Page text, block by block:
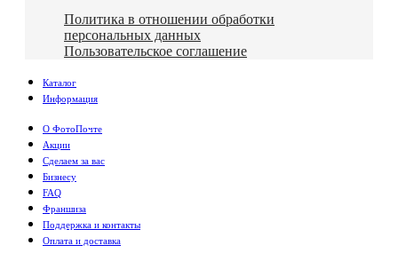
Политика в отношении обработки
персональных данных
Пользовательское соглашение
Каталог
Информация
О ФотоПочте
Акции
Сделаем за вас
Бизнесу
FAQ
Франшиза
Поддержка и контакты
Оплата и доставка